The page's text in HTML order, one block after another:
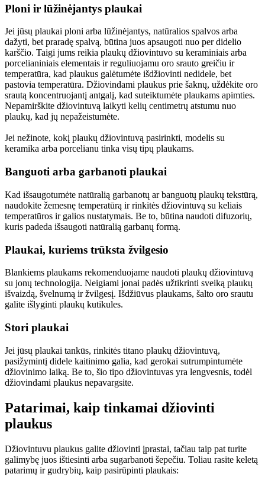
Ploni ir lūžinėjantys plaukai
Jei jūsų plaukai ploni arba lūžinėjantys, natūralios spalvos arba
dažyti, bet praradę spalvą, būtina juos apsaugoti nuo per didelio
karščio. Taigi jums reikia plaukų džiovintuvo su keraminiais arba
porcelianiniais elementais ir reguliuojamu oro srauto greičiu ir
temperatūra, kad plaukus galėtumėte išdžiovinti nedidele, bet
pastovia temperatūra. Džiovindami plaukus prie šaknų, uždėkite oro
srautą koncentruojantį antgalį, kad suteiktumėte plaukams apimties.
Nepamirškite džiovintuvą laikyti kelių centimetrų atstumu nuo
plaukų, kad jų nepažeistumėte.
Jei nežinote, kokį plaukų džiovintuvą pasirinkti, modelis su
keramika arba porcelianu tinka visų tipų plaukams.
Banguoti arba garbanoti plaukai
Kad išsaugotumėte natūralią garbanotų ar banguotų plaukų tekstūrą,
naudokite žemesnę temperatūrą ir rinkitės džiovintuvą su keliais
temperatūros ir galios nustatymais. Be to, būtina naudoti difuzorių,
kuris padeda išsaugoti natūralią garbanų formą.
Plaukai, kuriems trūksta žvilgesio
Blankiems plaukams rekomenduojame naudoti plaukų džiovintuvą
su jonų technologija. Neigiami jonai padės užtikrinti sveiką plaukų
išvaizdą, švelnumą ir žvilgesį. Išdžiūvus plaukams, šalto oro srautu
galite išlyginti plaukų kutikules.
Stori plaukai
Jei jūsų plaukai tankūs, rinkitės titano plaukų džiovintuvą,
pasižymintį didele kaitinimo galia, kad gerokai sutrumpintumėte
džiovinimo laiką. Be to, šio tipo džiovintuvas yra lengvesnis, todėl
džiovindami plaukus nepavargsite.
Patarimai, kaip tinkamai džiovinti
plaukus
Džiovintuvu plaukus galite džiovinti įprastai, tačiau taip pat turite
galimybę juos ištiesinti arba sugarbanoti šepečiu. Toliau rasite keletą
patarimų ir gudrybių, kaip pasirūpinti plaukais: